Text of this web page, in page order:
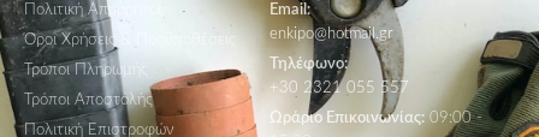
Πολιτική Απορρήτου
Όροι Χρήσεις & Προϋποθέσεις
Τρόποι Πληρωμής
Τρόποι Αποστολής
Πολιτική Επιστροφών
Email:
enkipo@hotmail.gr
Τηλέφωνο:
+30 2321 055 557
Ωράριο Επικοινωνίας: 09:00 -